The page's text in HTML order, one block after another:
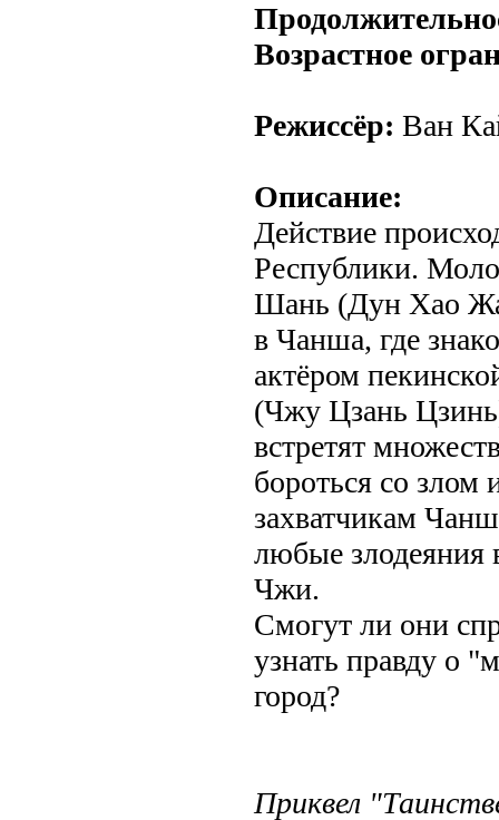
Возрастное
Режиссёр: Ван
Описание:
Действие
Республики.
Шань (Дун Хао
в Чанша, где
актёром
(Чжу Цзань
встретят
бороться со злом
захватчикам
любые злодеяния
Чжи.
Смогут ли они
узнать правду о
город?
Приквел